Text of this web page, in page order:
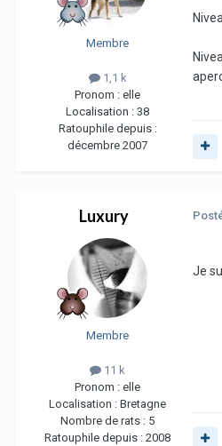
Membre
1,1 k
Pronom : elle
Localisation : 38
Ratouphile depuis :
décembre 2007
Luxury
Membre
11 k
Pronom : elle
Localisation : Bretagne
Nombre de rats : 5
Ratouphile depuis : 2008
Je